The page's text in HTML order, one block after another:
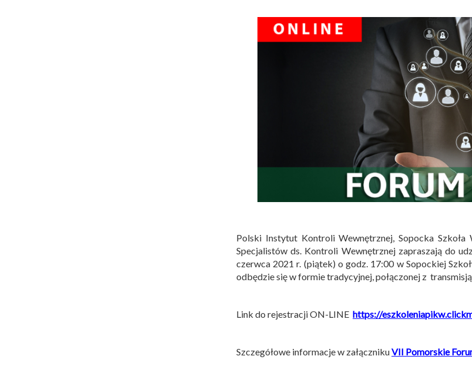
Polski Instytut Kontroli Wewnętrznej, Sopocka
Specjalistów ds. Kontroli Wewnętrznej zapraszają do
czerwca 2021 r. (piątek) o godz. 17:00 w Sopockiej
odbędzie się w formie tradycyjnej, połączonej z
Link do rejestracji ON-LINE https://
Szczegółowe informacje w załącznikuVII Pomorskie